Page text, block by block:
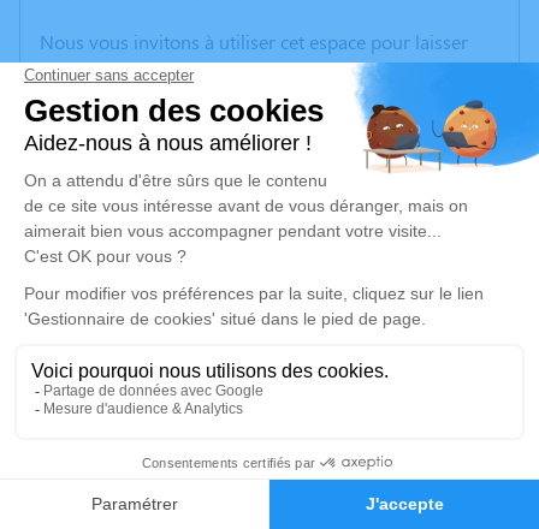
Faire-part Hommages
Nous vous invitons à utiliser cet espace pour laisser
vos condoléances, partager des photos souvenirs, une
anecdote ou exprimer vos pensées à travers des
poèmes ou des textes. Cet endroit est un lieu
d'expression dédié à honorer la mémoire de Colette
POMA.
Un service de plantation d’arbre hommage est
disponible ici.
Je rends hommage
Cérémonie religieuse
Crématorium de Cannes
Chemin de la Plaine de Laval (La Bocca)